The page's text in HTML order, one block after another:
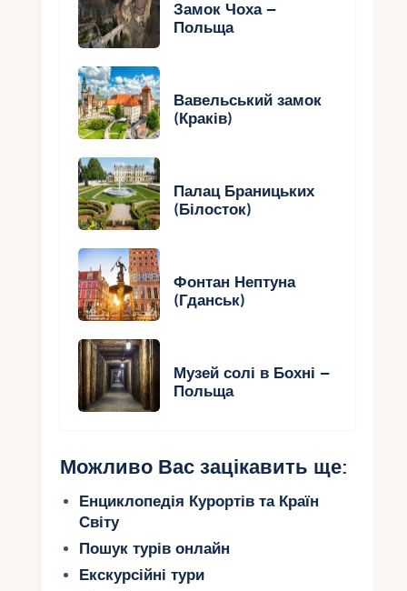
Замок Чоха –
Польща
Вавельський замок
(Краків)
Палац Браницьких
(Білосток)
Фонтан Нептуна
(Гданськ)
Музей солі в Бохні –
Польща
Можливо Вас зацікавить ще:
Енциклопедія Курортів та Країн
Світу
Пошук турів онлайн
Екскурсійні тури